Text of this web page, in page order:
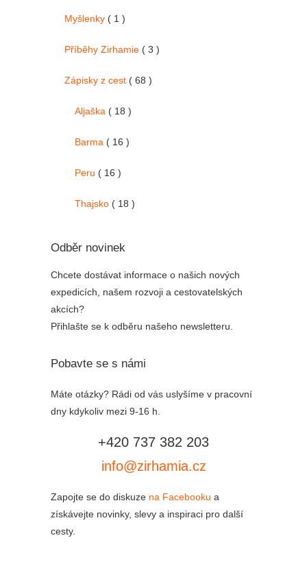
Myšlenky ( 1 )
Příběhy Zirhamie ( 3 )
Zápisky z cest ( 68 )
Aljaška ( 18 )
Barma ( 16 )
Peru ( 16 )
Thajsko ( 18 )
Odběr novinek
Chcete dostávat informace o našich nových
expedicích, našem rozvoji a cestovatelských
akcích?
Přihlašte se k odběru našeho newsletteru.
Pobavte se s námi
Máte otázky? Rádi od vás uslyšíme v pracovní
dny kdykoliv mezi 9-16 h.
+420 737 382 203
info@zirhamia.cz
Zapojte se do diskuze na Facebooku a
získávejte novinky, slevy a inspiraci pro další
cesty.